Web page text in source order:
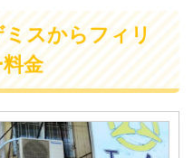
町ドゥマゲッティからセブ島
の横、ボホール島、帰りにセ
ブ島という旅を日本人＆韓 ...
りした時間に戻りたいのに現
実社会で働いている、こんば
んわYoshiです。 セブ島に住ん
でいるor働いている人、何度
人は、観光に行く場所がなく
なってきます・・・。 ボクも
スからフィリ
金